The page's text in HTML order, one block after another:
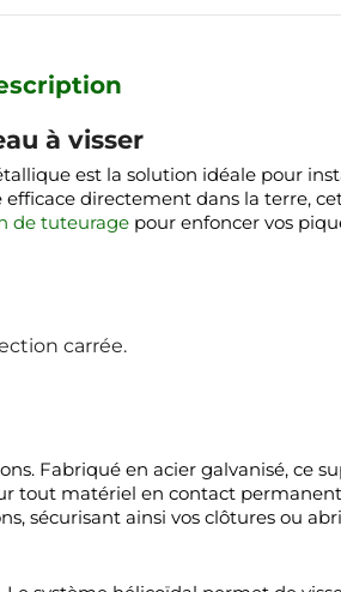
à visser
est la solution idéale pour
directement dans la terre,
de tuteurage pour enfoncer vos
carrée.
Fabriqué en acier galvanisé, ce
tout matériel en contact
sécurisant ainsi vos clôtures ou